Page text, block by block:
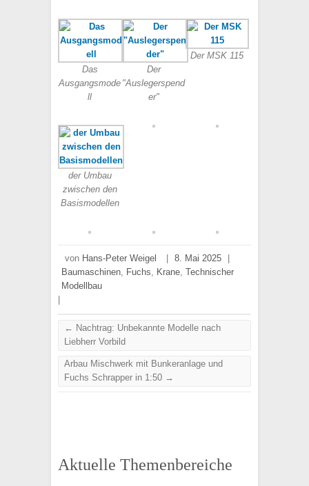
Das
Ausgangsmode
ll
Der
"Auslegerspend
er"
Der MSK 115
der Umbau
zwischen den
Basismodellen
von Hans-Peter Weigel 8. Mai 2025
Baumaschinen, Fuchs, Krane, Technischer
Modellbau
← Nachtrag: Unbekannte Modelle nach
Liebherr Vorbild
Arbau Mischwerk mit Bunkeranlage und
Fuchs Schrapper in 1:50 →
Aktuelle Themenbereiche